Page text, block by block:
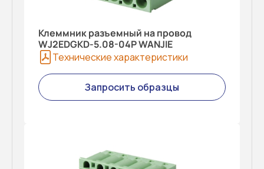
Клеммник разъемный на провод
WJ2EDGKD-5.08-04P WANJIE
Технические характеристики
Запросить образцы